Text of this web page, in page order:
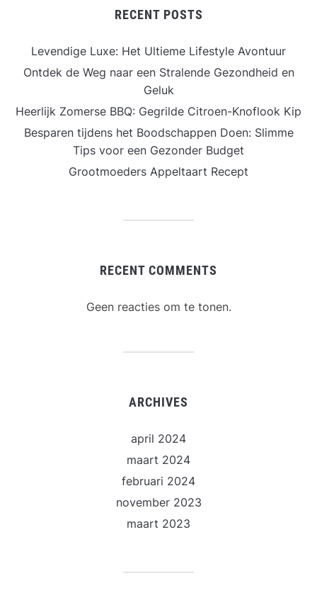
RECENT POSTS
Levendige Luxe: Het Ultieme Lifestyle Avontuur
Ontdek de Weg naar een Stralende Gezondheid en
Geluk
Heerlijk Zomerse BBQ: Gegrilde Citroen-Knoflook Kip
Besparen tijdens het Boodschappen Doen: Slimme
Tips voor een Gezonder Budget
Grootmoeders Appeltaart Recept
RECENT COMMENTS
Geen reacties om te tonen.
ARCHIVES
april 2024
maart 2024
februari 2024
november 2023
maart 2023